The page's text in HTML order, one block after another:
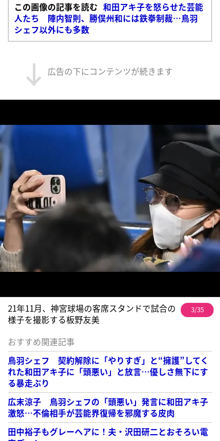
この画像の記事を読む 和田アキ子を怒らせた芸能
人たち 陣内智則、勝俣州和には鉄拳制裁…鳥羽
シェフ以外にも多数
広告の下にコンテンツが続きます
21年11月、神宮球場の客席スタンドで試合の
様子を撮影する板野友美
3/35
おすすめ関連記事
鳥羽シェフ 契約解除に「やりすぎ」と“擁護”してく
れた和田アキ子に「頭悪い」と放言…優しさ無下にす
る暴走ぶり
広末涼子 鳥羽シェフの「頭悪い」発言に和田アキ子
激怒…不倫相手が芸能界復帰を邪魔する皮肉
田中裕子もグレーヘアに！夫・沢田研二とおそろい電